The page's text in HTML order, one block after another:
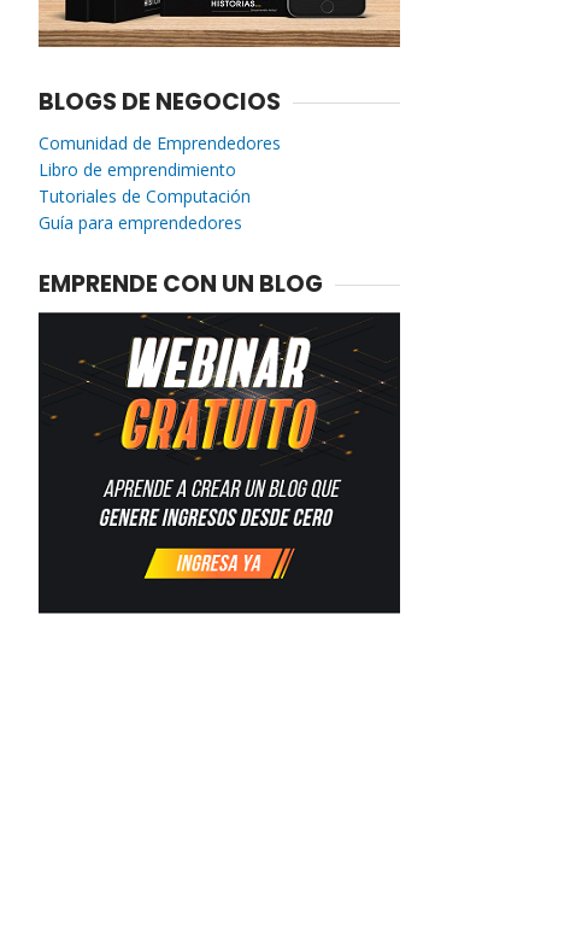
BLOGS DE NEGOCIOS
Comunidad de Emprendedores
Libro de emprendimiento
Tutoriales de Computación
Guía para emprendedores
EMPRENDE CON UN BLOG